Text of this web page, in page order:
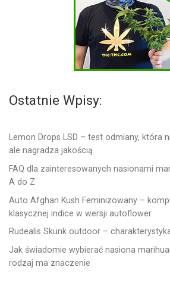
Ostatnie Wpisy:
Lemon Drops LSD – test odmiany, która
ale nagradza jakością
FAQ dla zainteresowanych nasionami
A do Z
Auto Afghan Kush Feminizowany –
klasycznej indice w wersji autoflower
Rudealis Skunk outdoor –
Jak świadomie wybierać nasiona
rodzaj ma znaczenie